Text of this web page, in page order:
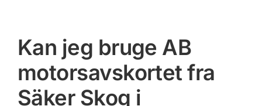
Kan jeg bruge AB
motorsavskortet fra
Säker Skog i